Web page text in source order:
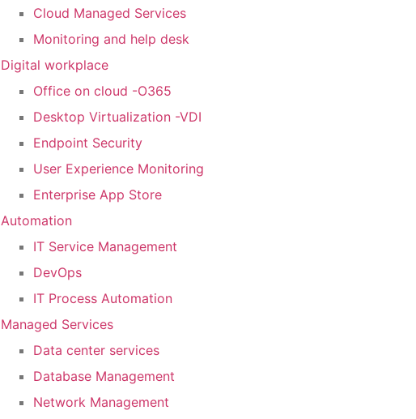
Cloud Managed Services
Monitoring and help desk
Digital workplace
Office on cloud -O365
Desktop Virtualization -VDI
Endpoint Security
User Experience Monitoring
Enterprise App Store
Automation
IT Service Management
DevOps
IT Process Automation
Managed Services
Data center services
Database Management
Network Management